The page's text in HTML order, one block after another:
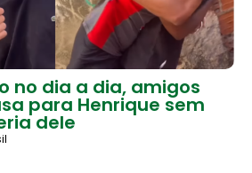
no dia a dia, amigos
para Henrique sem
dele